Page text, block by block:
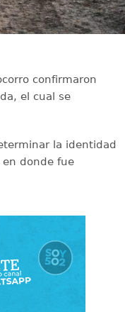
confirmaron
el cual se
la identidad
en donde fue